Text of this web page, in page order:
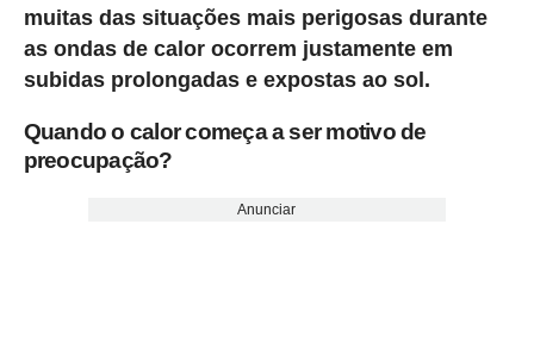
muitas das situações mais perigosas durante
as ondas de calor ocorrem justamente em
subidas prolongadas e expostas ao sol.
Quando o calor começa a ser motivo de
preocupação?
Anunciar